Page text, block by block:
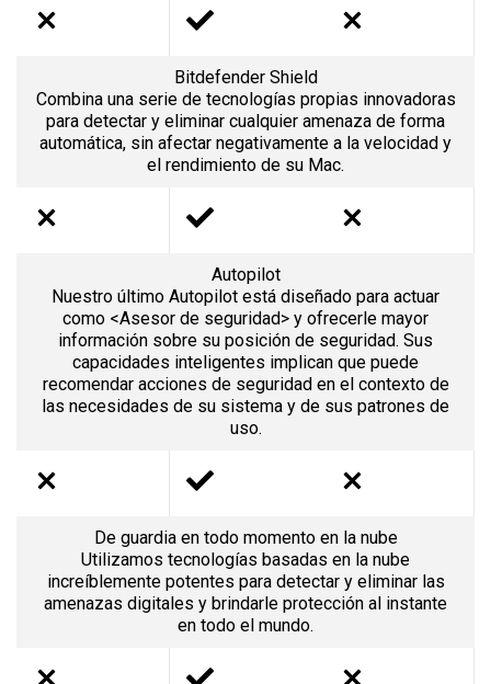
Bitdefender Shield
Combina una serie de tecnologías propias innovadoras
para detectar y eliminar cualquier amenaza de forma
automática, sin afectar negativamente a la velocidad y
el rendimiento de su Mac.
Autopilot
Nuestro último Autopilot está diseñado para actuar
como <Asesor de seguridad> y ofrecerle mayor
información sobre su posición de seguridad. Sus
capacidades inteligentes implican que puede
recomendar acciones de seguridad en el contexto de
las necesidades de su sistema y de sus patrones de
uso.
De guardia en todo momento en la nube
Utilizamos tecnologías basadas en la nube
increíblemente potentes para detectar y eliminar las
amenazas digitales y brindarle protección al instante
en todo el mundo.